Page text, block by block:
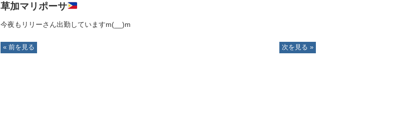
草加マリポーサ
今夜もリリーさん出勤していますm(__)m
« 前を見る 次を見る »